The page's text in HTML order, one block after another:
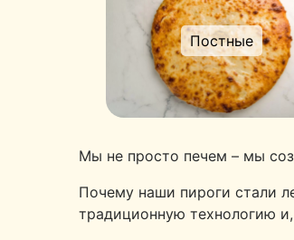
Постные
Мы не просто печем – мы
Почему наши пироги стали
традиционную технологию